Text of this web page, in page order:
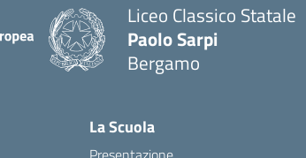
Liceo Classico Statale
Paolo Sarpi
Bergamo
La Scuola